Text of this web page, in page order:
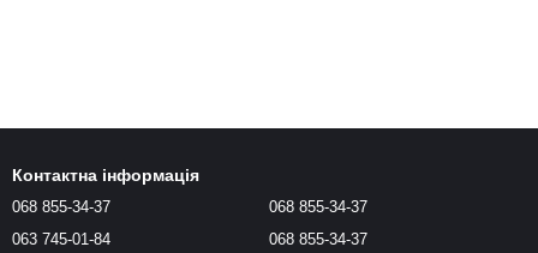
Контактна інформація
068 855-34-37
063 745-01-84
068 855-34-37
068 855-34-37